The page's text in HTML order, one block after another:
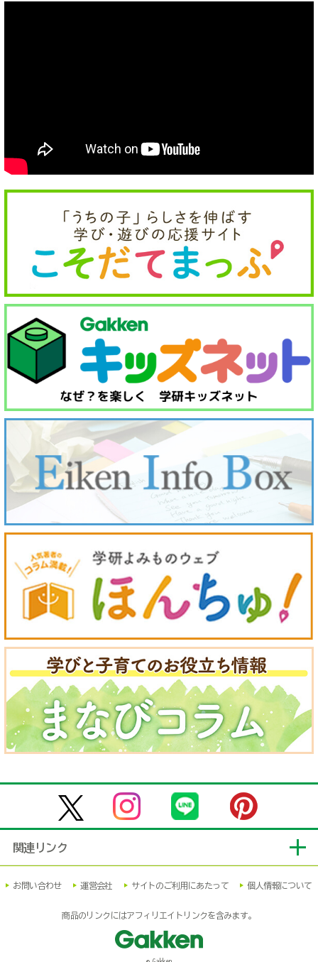
関連リンク
お問い合わせ 運営会社 サイトのご利用にあたって 個人情報について
商品のリンクにはアフィリエイトリンクを含みます。